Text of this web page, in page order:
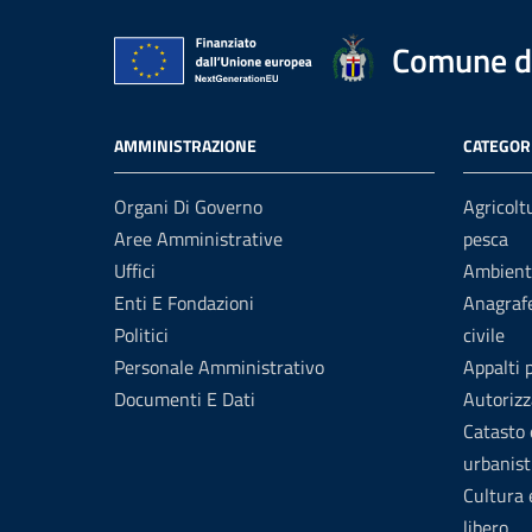
Comune
AMMINISTRAZIONE
Organi Di Governo
Aree Amministrative
Uffici
Enti E Fondazioni
Politici
Personale Amministrativo
Documenti E Dati
pesca
civile
Appalti
Catasto
Cultura